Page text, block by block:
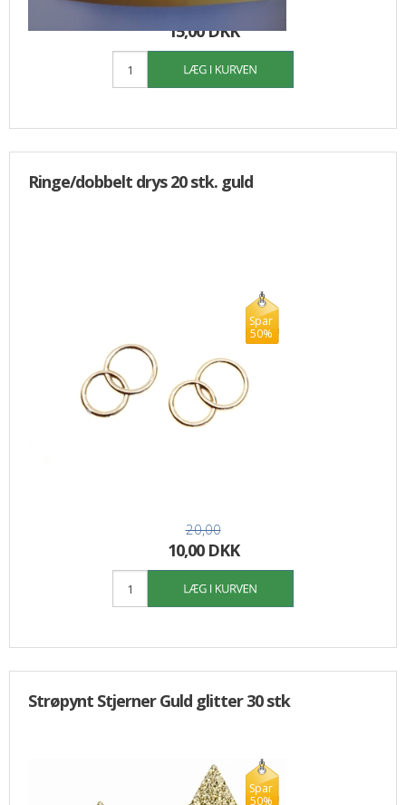
30,00
15,00 DKK
Ringe/dobbelt drys 20 stk. guld
Spar
50%
20,00
10,00 DKK
Strøpynt Stjerner Guld glitter 30 stk
Spar
50%